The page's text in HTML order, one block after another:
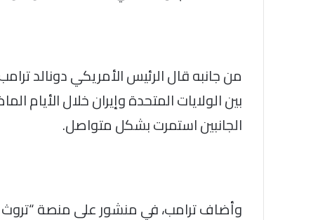
من جانبه قال الرئيس الأمريكي دونالد
بين الولايات المتحدة وإيران خلال الأيام
الجانبين استمرت بشكل متواصل.